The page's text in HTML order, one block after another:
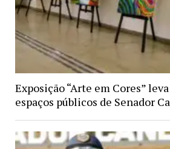
Exposição “Arte em Cores”
espaços públicos de Senador